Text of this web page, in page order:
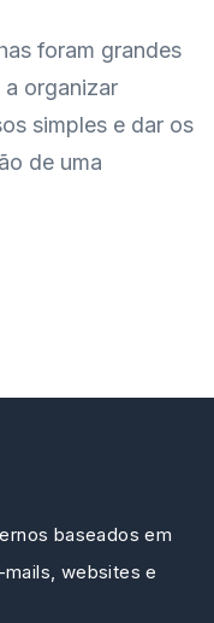
foram grandes
a organizar
simples e dar os
de uma
baseados em
websites e